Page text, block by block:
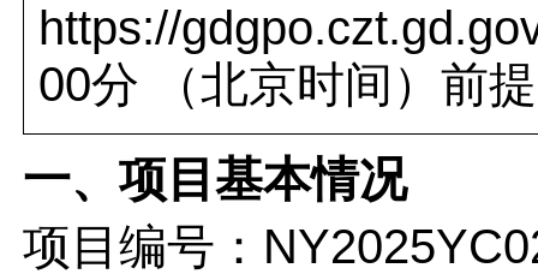
https://
00分
（北京时间）前
一、项目基本情况
项目编号：